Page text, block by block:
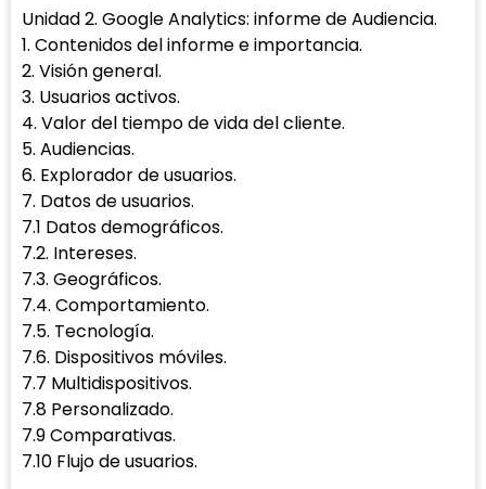
Unidad 2. Google Analytics: informe de Audiencia.
1. Contenidos del informe e importancia.
2. Visión general.
3. Usuarios activos.
4. Valor del tiempo de vida del cliente.
5. Audiencias.
6. Explorador de usuarios.
7. Datos de usuarios.
7.1 Datos demográficos.
7.2. Intereses.
7.3. Geográficos.
7.4. Comportamiento.
7.5. Tecnología.
7.6. Dispositivos móviles.
7.7 Multidispositivos.
7.8 Personalizado.
7.9 Comparativas.
7.10 Flujo de usuarios.